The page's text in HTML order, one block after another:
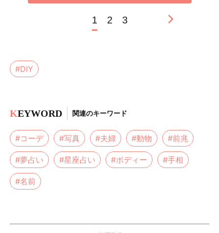
1 2 3
#DIY
KEYWORD 関連のキーワード
#コーデ #写真 #夫婦 #動物 #前兆
#夢占い #星座占い #ボディー #手相
#名前